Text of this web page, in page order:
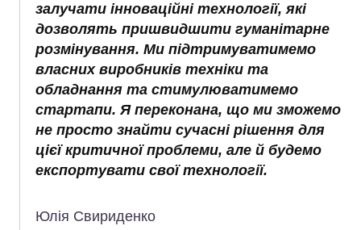
залучати інноваційні технології, які
дозволять пришвидшити гуманітарне
розмінування. Ми підтримуватимемо
власних виробників техніки та
обладнання та стимулюватимемо
стартапи. Я переконана, що ми зможемо
не просто знайти сучасні рішення для
цієї критичної проблеми, але й будемо
експортувати свої технології.
Юлія Свириденко